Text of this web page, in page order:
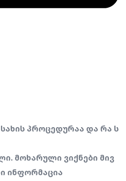
პროცედურაა და რა ს
მოხარული ვიქნები მივ
ინფორმაცია